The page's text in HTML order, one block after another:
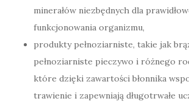
minerałów niezbędnych dla
funkcjonowania organizmu,
produkty pełnoziarniste, takie jak
pełnoziarniste pieczywo i różnego
które dzięki zawartości błonnika
trawienie i zapewniają długotrwałe